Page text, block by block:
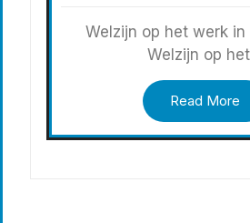
Welzijn op het werk
Welzijn op
Read More